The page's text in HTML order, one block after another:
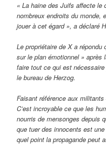
« La haine des Juifs affecte le
nombreux endroits du monde,
jouer à cet égard », a déclaré
Le propriétaire de X a
sur le plan émotionnel » après
faire tout ce qui est
le bureau de Herzog.
Faisant référence aux
C’est incroyable ce que les
nourris de mensonges depuis
que tuer des innocents est
quel point la propagande peut